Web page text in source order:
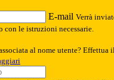
E-mail Verrà
le istruzioni necessarie.
al nome utente? Effettua